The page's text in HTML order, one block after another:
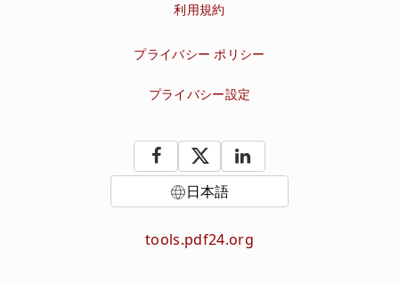
利用規約
プライバシー ポリシー
プライバシー設定
日本語
tools.pdf24.org